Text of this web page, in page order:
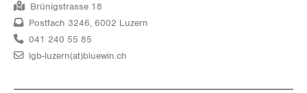
Brünigstrasse 18
Postfach 3246, 6002 Luzern
041 240 55 85
lgb-luzern(at)bluewin.ch